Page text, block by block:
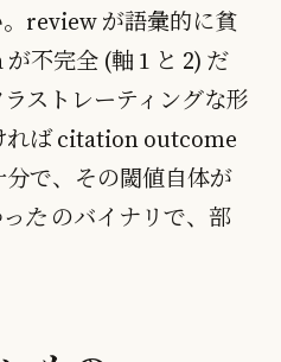
review が語彙的に貧
不完全 (軸 1 と 2) だ
ストレーティングな形
れば citation outcome
で、その閾値自体が
た のバイナリで、部